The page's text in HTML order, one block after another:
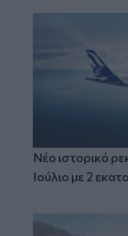
Νέο ιστορικό
Ιούλιο με 2